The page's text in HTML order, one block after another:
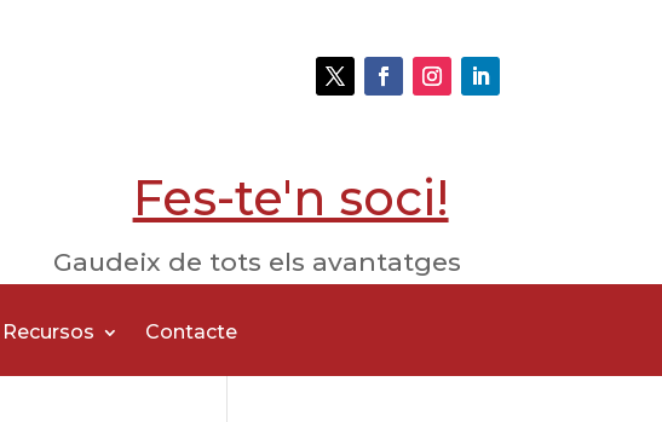
Fes-te'n soci!
Gaudeix de tots els avantatges
Recursos Contacte